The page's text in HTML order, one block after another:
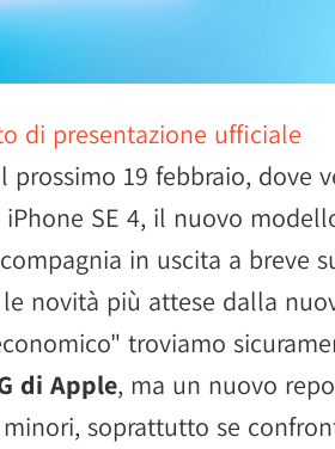
di presentazione ufficiale
19 febbraio, dove
SE 4, il nuovo
in uscita a breve
novità più attese dalla
troviamo
di Apple, ma un nuovo
soprattutto se